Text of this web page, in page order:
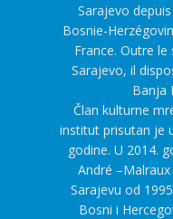
Sarajevo
Bosnie-
France. Outre le
Sarajevo, il
Banja
Član kulturne
institut prisutan je
godine. U 2014.
André
Sarajevu od
Bosni i